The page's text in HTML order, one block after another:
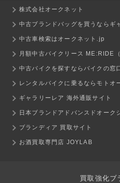
株式会社オークネット
中古ブランドバッグを買うならギ
中古車検索はオークネット.jp
月額中古バイクリース ME:RIDE（
中古バイクを探すならバイクの窓
レンタルバイクに乗るならモトオ
ギャラリーレア 海外通販サイト
日本ブランドアドバンスドオーク
ブランディア 買取サイト
お酒買取専門店 JOYLAB
買取強化ブ